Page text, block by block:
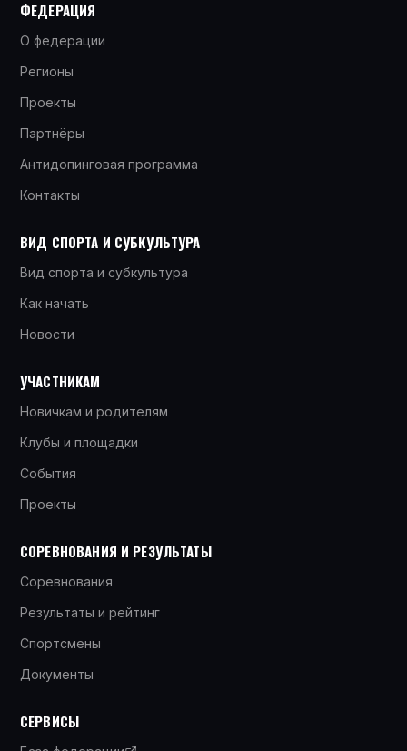
ФЕДЕРАЦИЯ
О федерации
Регионы
Проекты
Партнёры
Антидопинговая программа
Контакты
ВИД СПОРТА И СУБКУЛЬТУРА
Вид спорта и субкультура
Как начать
Новости
УЧАСТНИКАМ
Новичкам и родителям
Клубы и площадки
События
Проекты
СОРЕВНОВАНИЯ И РЕЗУЛЬТАТЫ
Соревнования
Результаты и рейтинг
Спортсмены
Документы
СЕРВИСЫ